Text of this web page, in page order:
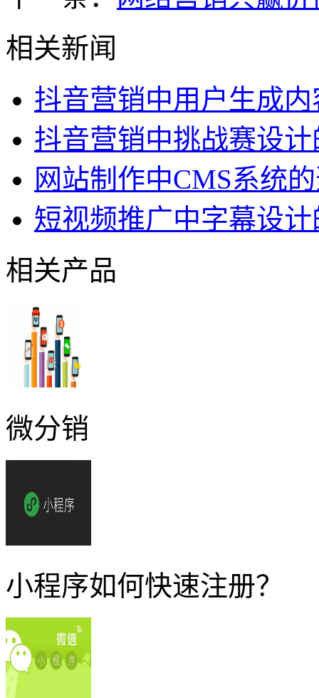
相关新闻
抖音营销中用户生成
抖音营销中挑战赛设
网站制作中CMS系统
短视频推广中字幕设
相关产品
微分销
小程序如何快速注册？